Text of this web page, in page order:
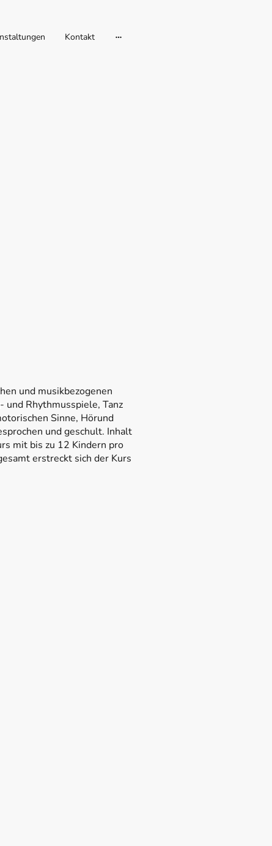
Kontakt
und musikbezogenen
und Rhythmusspiele, Tanz
Sinne, Hörund
und geschult. Inhalt
mit bis zu 12 Kindern pro
erstreckt sich der Kurs